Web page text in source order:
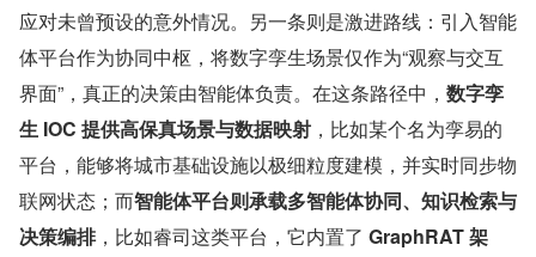
应对未曾预设的意外情况。另一条则是激进路线：引入智能
体平台作为协同中枢，将数字孪生场景仅作为“观察与交互
界面”，真正的决策由智能体负责。在这条路径中， 数字孪
生 IOC 提供高保真场景与数据映射 ，比如某个名为孪易的
平台，能够将城市基础设施以极细粒度建模，并实时同步物
联网状态；而智能体平台则承载多智能体协同、知识检索与
决策编排，比如睿司这类平台，它内置了 GraphRAT 架